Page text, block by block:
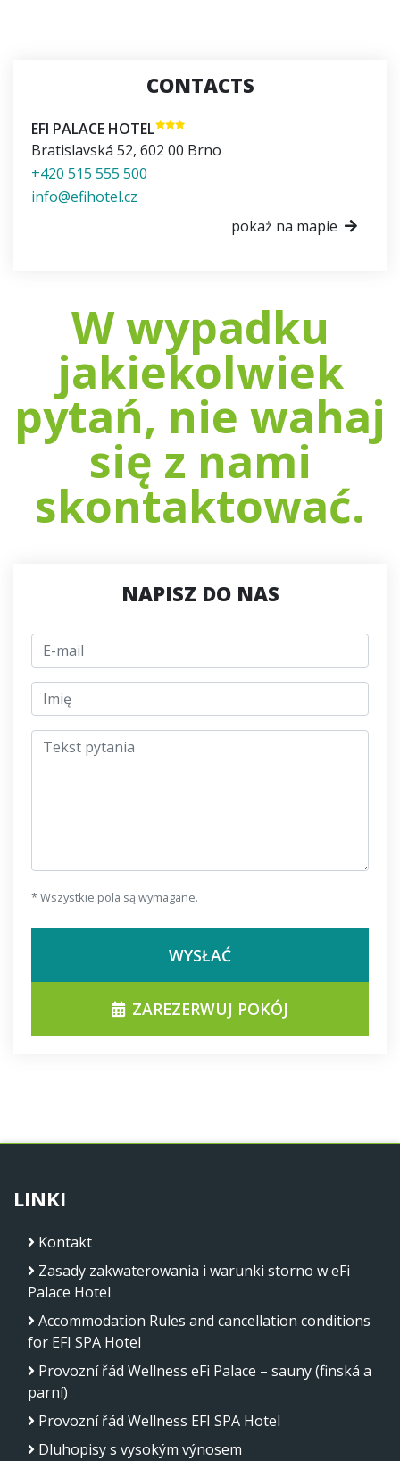
CONTACTS
EFI PALACE HOTEL
Bratislavská 52, 602 00 Brno
+420 515 555 500
info@efihotel.cz
pokaż na mapie
W wypadku
jakiekolwiek
pytań, nie wahaj
się z nami
skontaktować.
NAPISZ DO NAS
E-mail
jmeno
Tekst pytania
* Wszystkie pola są wymagane.
WYSŁAĆ
ZAREZERWUJ POKÓJ
LINKI
Kontakt
Zasady zakwaterowania i warunki storno w eFi
Palace Hotel
Accommodation Rules and cancellation conditions
for EFI SPA Hotel
Provozní řád Wellness eFi Palace – sauny (finská a
parní)
Provozní řád Wellness EFI SPA Hotel
Dluhopisy s vysokým výnosem